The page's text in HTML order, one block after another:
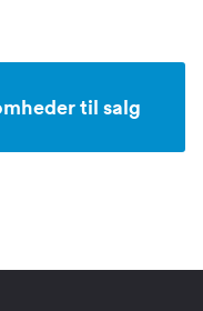
til salg